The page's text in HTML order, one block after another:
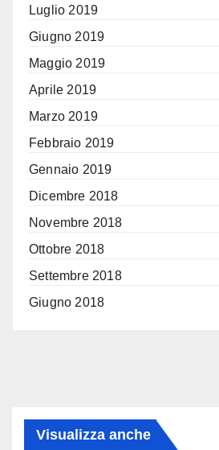
Luglio 2019
Giugno 2019
Maggio 2019
Aprile 2019
Marzo 2019
Febbraio 2019
Gennaio 2019
Dicembre 2018
Novembre 2018
Ottobre 2018
Settembre 2018
Giugno 2018
Visualizza anche